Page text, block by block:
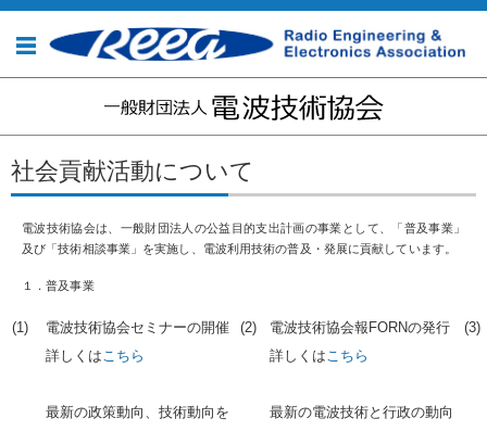
コンテンツに移動
社会貢献活動について
電波技術協会は、一般財団法人の公益目的支出計画の事業として、「普及事業」
及び「技術相談事業」を実施し、電波利用技術の普及・発展に貢献しています。
１．普及事業
(1)
電波技術協会セミナーの開催
詳しくはこちら
最新の政策動向、技術動向を
(2)
電波技術協会報FORNの発行
詳しくはこちら
最新の電波技術と行政の動向
(3)